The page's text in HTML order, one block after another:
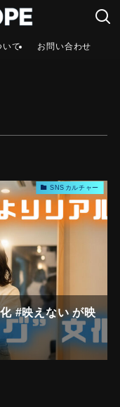
いて お問い合わせ
SNSカルチャー
#映えない が映